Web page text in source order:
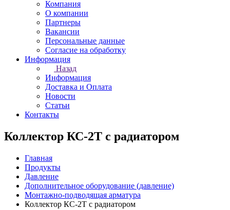
Компания
О компании
Партнеры
Вакансии
Персональные данные
Согласие на обработку
Информация
Назад
Информация
Доставка и Оплата
Новости
Статьи
Контакты
Коллектор КС-2Т с радиатором
Главная
Продукты
Давление
Дополнительное оборудование (давление)
Монтажно-подводящая арматура
Коллектор КС-2Т с радиатором